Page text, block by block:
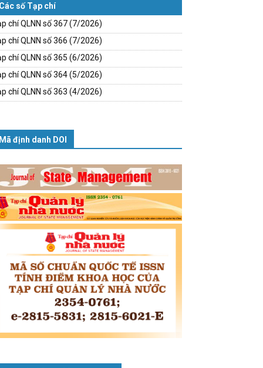
Các số Tạp chí
chí QLNN số 367 (7/2026)
chí QLNN số 366 (7/2026)
chí QLNN số 365 (6/2026)
chí QLNN số 364 (5/2026)
chí QLNN số 363 (4/2026)
Mã định danh DOI